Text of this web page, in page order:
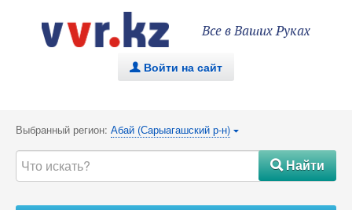
Все в Ваших Руках
. Войти на сайт
Выбранный регион: Абай (Сарыагашский р-н) {
#Найти